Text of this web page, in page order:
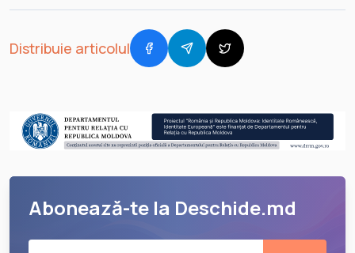
Distribuie articolul
Abonează-te la Deschide.md